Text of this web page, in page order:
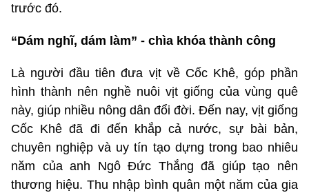
trước đó.
“Dám nghĩ, dám làm” - chìa khóa thành công
Là người đầu tiên đưa vịt về Cốc Khê, góp phần
hình thành nên nghề nuôi vịt giống của vùng quê
này, giúp nhiều nông dân đổi đời. Đến nay, vịt giống
Cốc Khê đã đi đến khắp cả nước, sự bài bản,
chuyên nghiệp và uy tín tạo dựng trong bao nhiêu
năm của anh Ngô Đức Thắng đã giúp tạo nên
thương hiệu. Thu nhập bình quân một năm của gia